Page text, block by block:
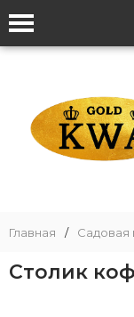
Главная / Садовая
Столик